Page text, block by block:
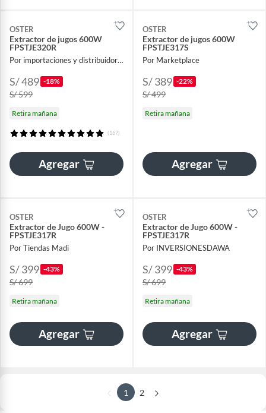
OSTER
Extractor de jugos 600W
FPSTJE320R
Por importaciones y distribuidora A y F
S/ 489 -18%
S/ 599
Retira mañana
(167)
Agregar
OSTER
Extractor de jugos 600W
FPSTJE317S
Por Marketplace
S/ 389 -22%
S/ 499
Retira mañana
Agregar
OSTER
Extractor de Jugo 600W -
FPSTJE317R
Por Tiendas Madi
S/ 399 -43%
S/ 699
Retira mañana
Agregar
OSTER
Extractor de Jugo 600W -
FPSTJE317R
Por INVERSIONESDAWA
S/ 399 -43%
S/ 699
Retira mañana
Agregar
1 2